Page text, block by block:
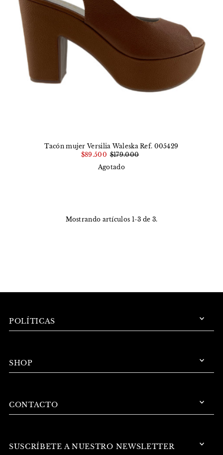
Tacón mujer Versilia Waleska Ref. 005429
$89.500 $179.000
Agotado
Mostrando artículos 1-3 de 3.
POLÍTICAS
SHOP
CONTACTO
SUSCRÍBETE A NUESTRO NEWSLETTER